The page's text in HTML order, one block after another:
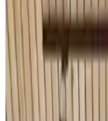
Ana Sayfa
Ümra Lazer Üm-Ra
Dayanıklı Tasarım
Ümra Lazer Üm-
Kuş Duvar Süsü:
Buluşması